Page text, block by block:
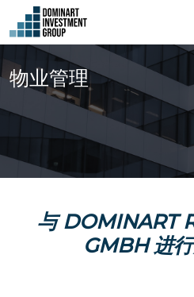
物业管理
与 DOMINART
GMBH 进